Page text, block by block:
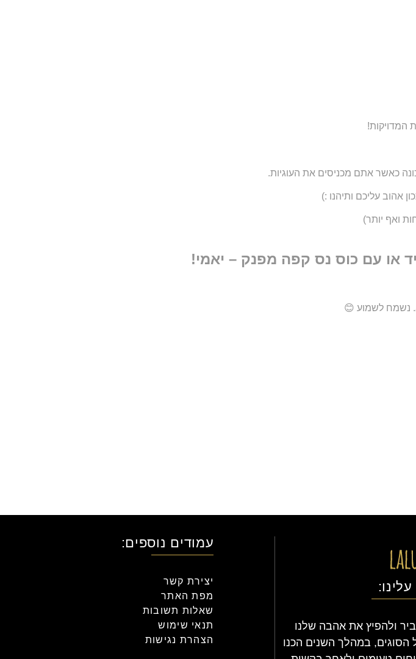
המדויקות!
אהוב עליכם ותיהנו :)
ואף יותר)
או עם כוס נס קפה מפנק – יאמי!
נשמח לשמוע 😊
ולהפיץ את אהבה שלנו
הסוגים, במהלך השנים הכנו
עמודים נוספים:
יצירת קשר
מפת האתר
שאלות תשובות
תנאי שימוש
הצהרת נגישות